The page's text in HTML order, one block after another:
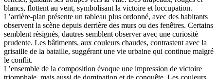
blancs, flottent au vent, symbolisant la victoire et loccupation.
L’arrière-plan présente un tableau plus ordonné, avec des habitants
observent la scène depuis derrière des murs ou des fenêtres. Certains
semblent résignés, dautres semblent observer avec une curiosité
prudente. Les bâtiments, aux couleurs chaudes, contrastent avec la
grisaille de la bataille, suggérant une vie urbaine qui continue malgré
le conflit.
L’ensemble de la composition évoque une impression de victoire
triomphale, mais aussi de domination et de conquête. Les couleurs